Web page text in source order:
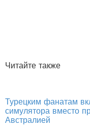
Читайте также
Турецким фанатам
симулятора вместо
Австралией